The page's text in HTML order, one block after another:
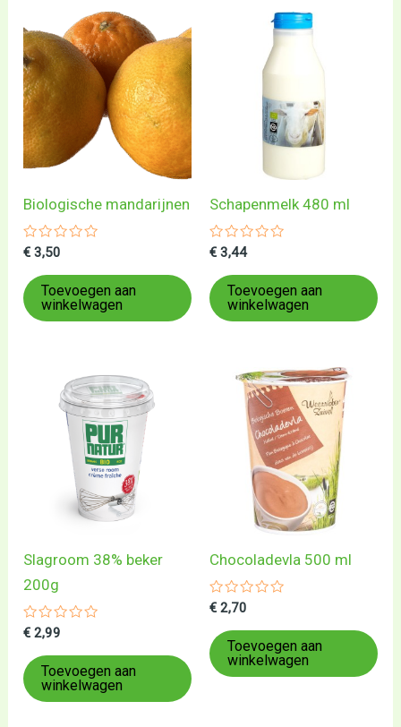
Biologische mandarijnen
Gewaardeerd
uit
5
€ 3,50
Toevoegen aan
winkelwagen
Schapenmelk 480 ml
Gewaardeerd
uit
5
€ 3,44
Toevoegen aan
winkelwagen
Slagroom 38% beker
200g
Gewaardeerd
uit
5
€ 2,99
Toevoegen aan
winkelwagen
Chocoladevla 500 ml
Gewaardeerd
uit
5
€ 2,70
Toevoegen aan
winkelwagen